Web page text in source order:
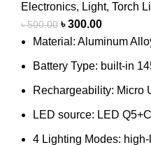
Electronics, Light, Torch
৳500.00 ৳300.00
Material: Aluminum
Battery Type: built-in
Rechargeability: Micro
LED source: LED
4 Lighting Modes: